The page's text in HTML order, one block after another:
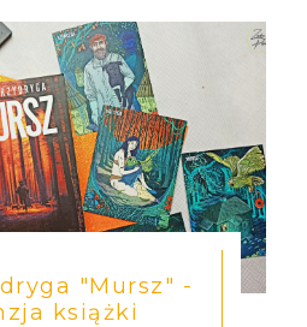
"Mursz" -
książki